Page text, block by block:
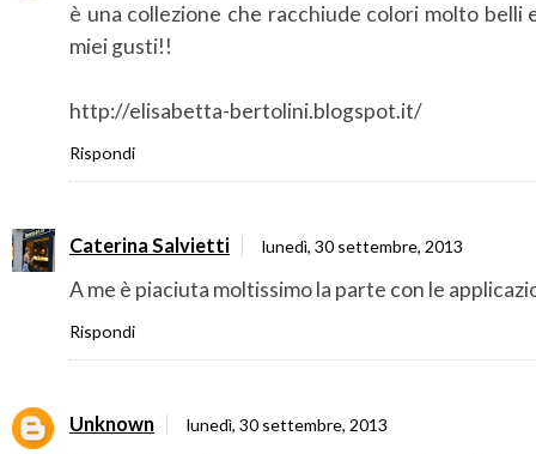
è una collezione che racchiude colori molto belli
miei gusti!!
http://elisabetta-bertolini.blogspot.it/
Rispondi
Caterina Salvietti lunedì, 30 settembre, 2013
A me è piaciuta moltissimo la parte con le
Rispondi
Unknown lunedì, 30 settembre, 2013